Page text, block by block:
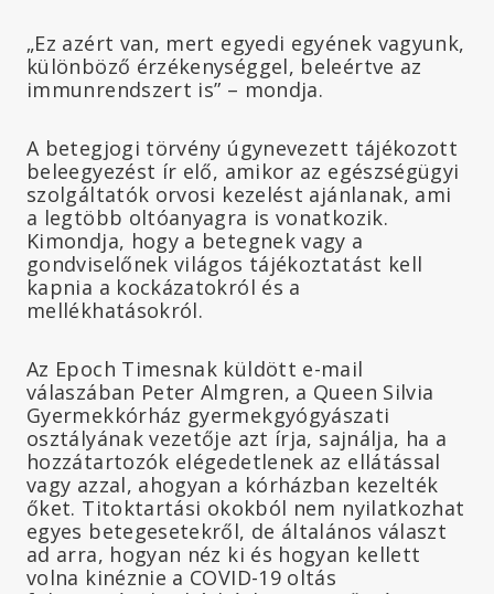
„Ez azért van, mert egyedi egyének vagyunk,
különböző érzékenységgel, beleértve az
immunrendszert is” – mondja.
A betegjogi törvény úgynevezett tájékozott
beleegyezést ír elő, amikor az egészségügyi
szolgáltatók orvosi kezelést ajánlanak, ami
a legtöbb oltóanyagra is vonatkozik.
Kimondja, hogy a betegnek vagy a
gondviselőnek világos tájékoztatást kell
kapnia a kockázatokról és a
mellékhatásokról.
Az Epoch Timesnak küldött e-mail
válaszában Peter Almgren, a Queen Silvia
Gyermekkórház gyermekgyógyászati
osztályának vezetője azt írja, sajnálja, ha a
hozzátartozók elégedetlenek az ellátással
vagy azzal, ahogyan a kórházban kezelték
őket. Titoktartási okokból nem nyilatkozhat
egyes betegesetekről, de általános választ
ad arra, hogyan néz ki és hogyan kellett
volna kinéznie a COVID-19 oltás